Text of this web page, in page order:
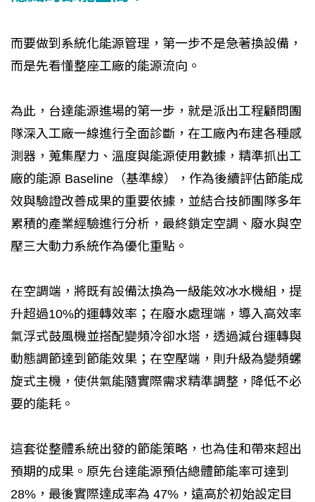
而要做到系統化能源管理，第一步不是急著換設備，
而是先看懂整座工廠的能源流向。
為此，台達能源進場的第一步，就是派出工程顧問團
隊深入工廠一線進行全面診斷，在工廠內布建各種感
測器，蒐集壓力、溫度與能源使用數據，精準抓出工
廠的能源 Baseline（基準線），作為後續評估節能成
效與驗證改善成果的重要依據，並結合技師團隊多年
累積的產業經驗進行分析，最終鎖定空調、廢水與空
壓三大動力系統作為優化重點。
在空調端，將既有設備汰換為一級能效冰水機組，提
升超過10%的運轉效率；在廢水處理端，導入高效率
氣浮式鼓風機並搭配變頻冷卻水塔，透過減台運轉與
動態調節達到節能效果；在空壓端，則升級為變頻螺
旋式主機，使供氣能隨實際需求精準調整，降低不必
要的能耗。
這套從整體系統出發的節能策略，也為佳和帶來超出
預期的成果。原先台達能源預估總體節能率可達到
28%，最後實際達成率為 47%，遠高於初始設定目